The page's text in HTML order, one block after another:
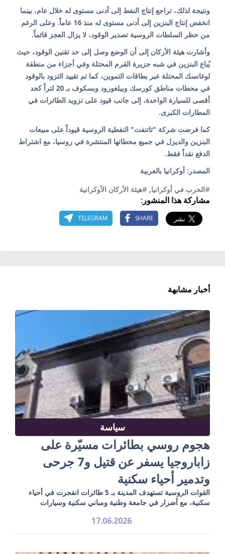
ونتيجة لذلك، تراجع إنتاج النفط إلى أدنى مستوى له خلال عام، بينما
انخفض إنتاج البنزين إلى أدنى مستوى له منذ 16 عاماً. وعلى الرغم
من حظر السلطات الروسية تصدير الوقود، لا يزال العجز قائماً.
وأشارت هيئة الأركان إلى أن الوضع وصل إلى حد تقنين الوقود، حيث
يُباع البنزين في شبه جزيرة القرم المحتلة وفي أجزاء من منطقة
لوغانسك المحتلة عبر بطاقات التموين، كما تم تقييد التزود بالوقود
في محطات مناطق كورسك وبيلغورود وبسكوف بـ 20 لتراً كحد
أقصى للسيارة الواحدة، إلى جانب قيود على تزويد الطائرات في
المطارات الكبرى.
كما فرضت شركة "تاتنفت" النفطية الروسية قيوداً على مبيعات
البنزين والديزل في جميع محطاتها المنتشرة في روسيا، مع اشتراط
الدفع نقداً فقط.
المصدر: أوكرانيا بالعربية
#الحرب في أوكرانيا, #هيئة الأركان الأوكرانية
مشاركة هذا المنشور:
SHARE
TELEGRAM
أخبار مشابهة
سياسة
هجوم روسي بطائرات مسيّرة على
زاباروجيا يسفر عن قتيل و7 جرحى
وتدمير أحياء سكنية
القوات الروسية تستهدف المدينة بـ 5 طائرات انفجرت في أحياء
سكنية، مع أضرار في جامعة وطنية ومباني سكنية وسيارات
17.06.2026